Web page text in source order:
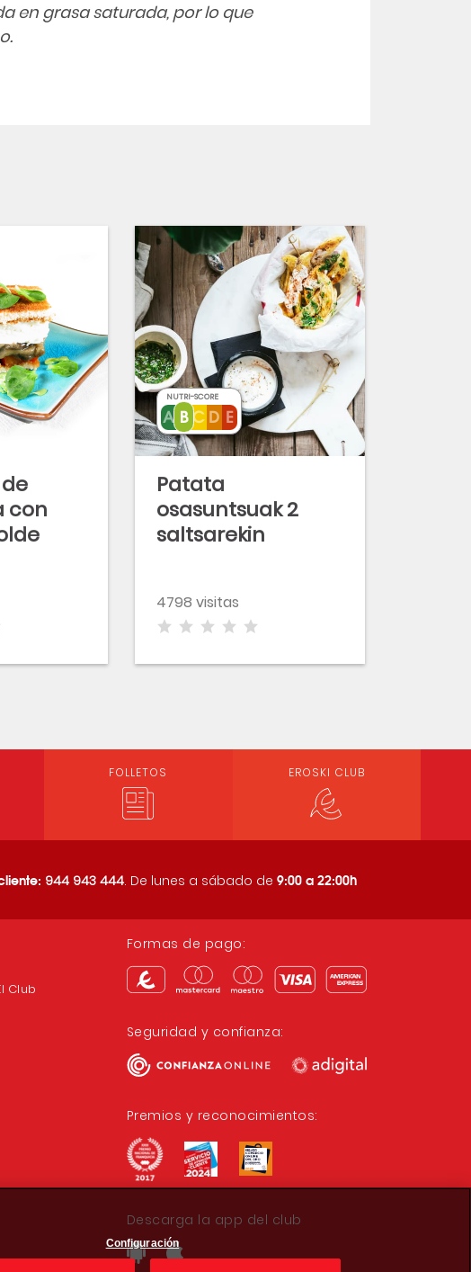
en grasa saturada, por lo que
con
Patata
osasuntsuak 2
saltsarekin
4798 visitas
NUTRI-SCORE
FOLLETOS EROSKI CLUB
944 943 444. De lunes a sábado de 9:00 a 22:00h
Club
Formas de pago:
Seguridad y confianza:
Premios y reconocimientos:
Descarga la app del club
Configuración